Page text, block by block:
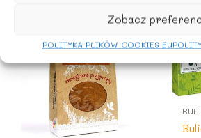
Zobacz
POLITYKA PLIKÓW COOKIES EU